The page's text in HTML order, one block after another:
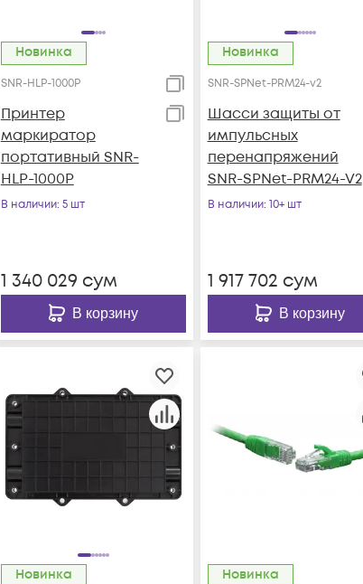
Новинка
SNR-HLP-1000P
Принтер
маркиратор
портативный SNR-
HLP-1000P
В наличии: 5 шт
1 340 029 сум
В корзину
Новинка
SNR-SPNet-PRM24-v2
Шасси защиты от
импульсных
перенапряжений
SNR-SPNet-PRM24-V2
В наличии: 10+ шт
1 917 702 сум
В корзину
Новинка Новинка